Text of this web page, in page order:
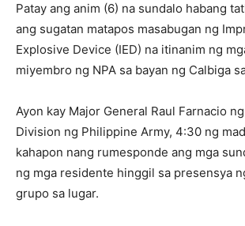
Patay ang anim (6) na sundalo habang
ang sugatan matapos masabugan ng
Explosive Device (IED) na itinanim ng
miyembro ng NPA sa bayan ng Calbiga
Ayon kay Major General Raul Farnacio
Division ng Philippine Army, 4:30 ng
kahapon nang rumesponde ang mga
ng mga residente hinggil sa presensya
grupo sa lugar.